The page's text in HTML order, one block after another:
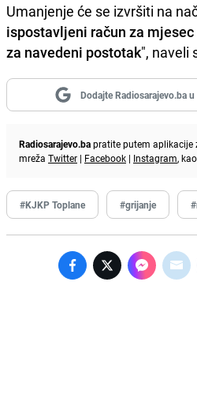
Umanjenje će se izvršiti na
ispostavljeni račun za
za navedeni postotak", naveli
Dodajte Radiosarajevo.ba
Radiosarajevo.bapratite putem aplikacije
mreža Twitter | Facebook | Instagram,
#KJKP Toplane #grijanje